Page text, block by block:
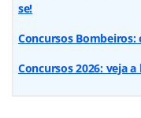
se!
Concursos
Concursos 2026: veja